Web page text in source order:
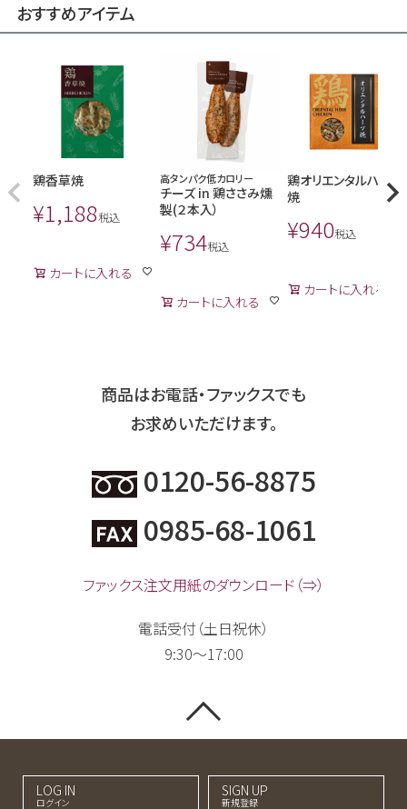
おすすめアイテム
鶏香草焼
¥1,188税込
カートに入れる
高タンパク低カロリー
チーズ in 鶏ささみ燻
製(２本入）
¥734税込
カートに入れる
鶏オリエンタルハーブ
焼
¥940税込
カートに入れる
商品はお電話・ファックスでも
お求めいただけます。
0120-56-8875
0985-68-1061
ファックス注文用紙のダウンロード（⇒）
電話受付（土日祝休）
9:30～17:00
LOG IN
ログイン
SIGN UP
新規登録